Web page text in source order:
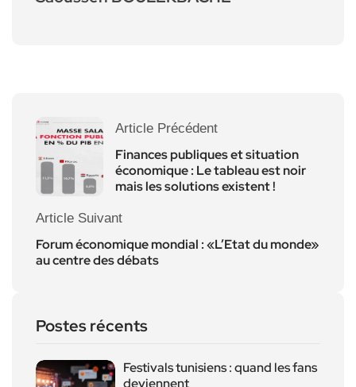
Article Précédent
Finances publiques et situation
économique : Le tableau est noir
mais les solutions existent !
Article Suivant
Forum économique mondial : «L’Etat du monde»
au centre des débats
Postes récents
Festivals tunisiens : quand les fans
deviennent